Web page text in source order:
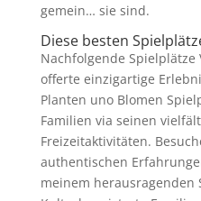
gemein… sie sind.
Diese besten
Nachfolgende Spielplätze
offerte einzigartige
Planten uno Blomen
Familien via seinen
Freizeitaktivitäten.
authentischen
meinem herausragenden